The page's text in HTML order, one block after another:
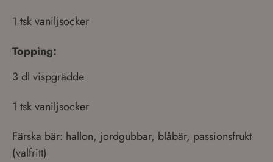
1 tsk vaniljsocker
Topping:
3 dl vispgrädde
1 tsk vaniljsocker
Färska bär: hallon, jordgubbar, blåbär, passionsfrukt
(valfritt)